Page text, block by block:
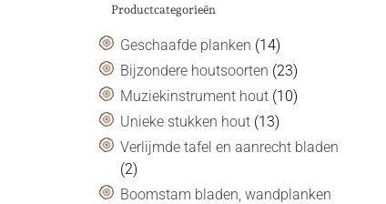
Productcategorieën
Geschaafde planken (14)
Bijzondere houtsoorten (23)
Muziekinstrument hout (10)
Unieke stukken hout (13)
Verlijmde tafel en aanrecht bladen
(2)
Boomstam bladen, wandplanken